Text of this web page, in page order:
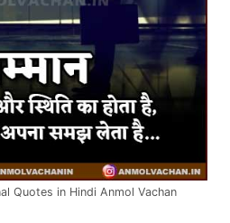
Quotes in Hindi Anmol Vachan